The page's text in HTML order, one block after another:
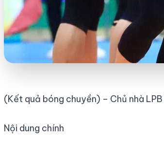
(Kết quả bóng chuyền) – Chủ nhà
Nội dung chính